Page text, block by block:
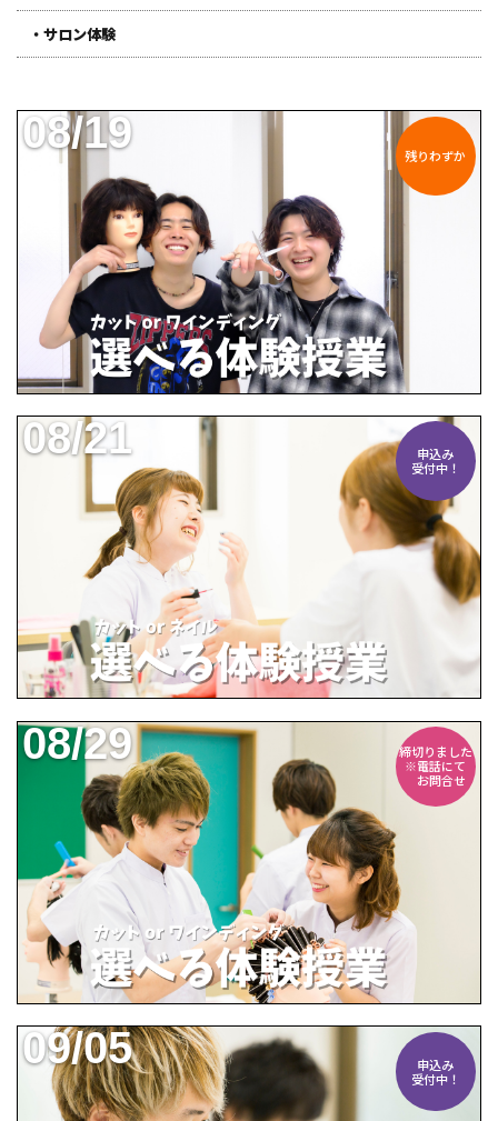
・サロン体験
残りわずか
08/19
申込み
受付中！
08/21
締切りました
※電話にて
お問合せ
08/29
申込み
受付中！
09/05